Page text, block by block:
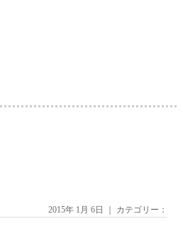
2015年 1月 6日 ｜ カテゴリー：